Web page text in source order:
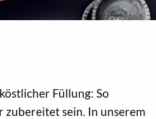
Füllung: So
zubereitet sein. In unserem